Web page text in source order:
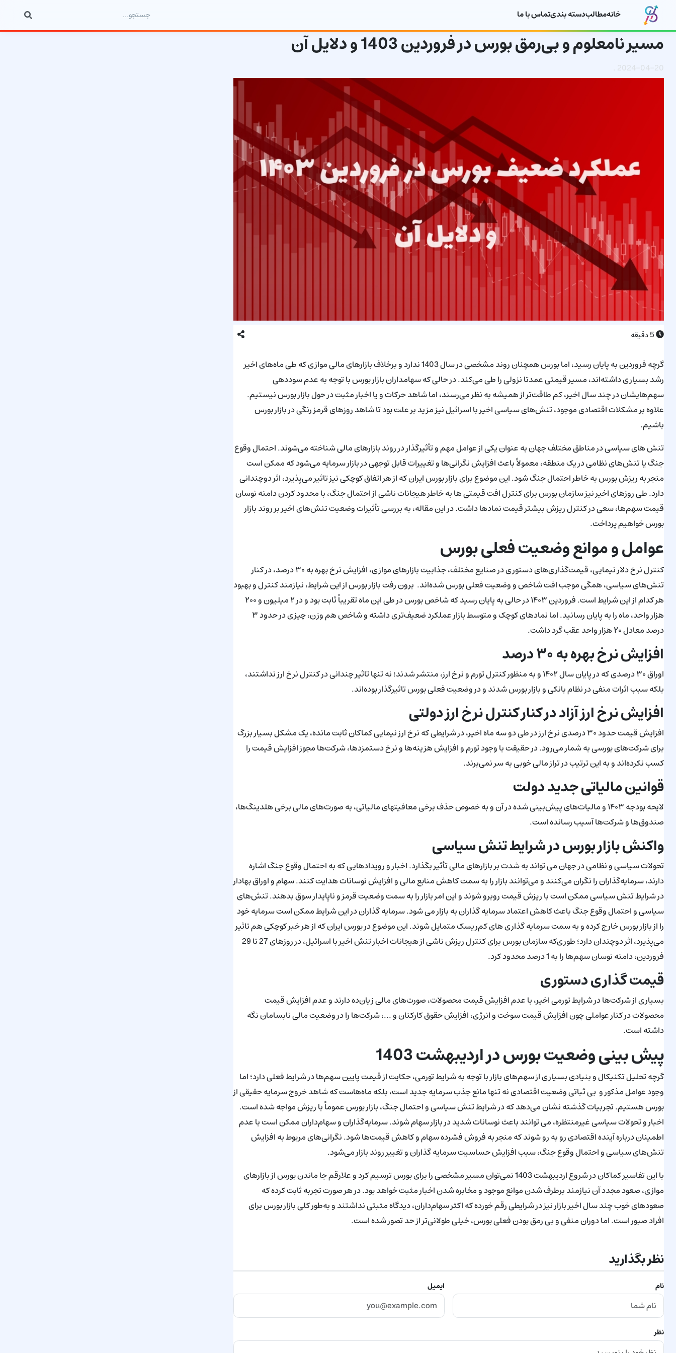
خانهمطالبدسته بندیتماس با ما
مسیر نامعلوم و بی‌رمق بورس در فروردین 1403 و دلایل آن
2024-04-20
.
5دقیقه
گرچه فروردین به پایان رسید، اما بورس همچنان روند مشخصی در سال 1403 ندارد و برخلاف بازارهای مالی موازی که طی ماه‌های اخیر
رشد بسیاری داشته‌اند، مسیر قیمتی عمدتا نزولی را طی می‌کند. در حالی که سهامداران بازار بورس با توجه به عدم سوددهی
سهم‌هایشان در چند سال اخیر، کم طاقت‌تر از همیشه به نظر می‌رسند، اما شاهد حرکات و یا اخبار مثبت در حول بازار بورس نیستیم.
علاوه بر مشکلات اقتصادی موجود، تنش‌های سیاسی اخیر با اسرائیل نیز مزید بر علت بود تا شاهد روزهای قرمز رنگی در بازار بورس
باشیم.
تنش‌ های سیاسی در مناطق مختلف جهان به عنوان یکی از عوامل مهم و تأثیرگذار در روند بازارهای مالی شناخته می‌شوند. احتمال وقوع
جنگ یا تنش‌‌های نظامی در یک منطقه، معمولاً باعث افزایش نگرانی‌‌ها و تغییرات قابل توجهی در بازار سرمایه می‌‌شود که ممکن است
منجر به ریزش بورس به خاطر احتمال جنگ شود. این موضوع برای بازار بورس ایران که از هر اتفاق کوچکی نیز تاثیر می‌پذیرد، اثر دوچندانی
دارد. طی روزهای اخیر نیز سازمان بورس برای کنترل افت قیمتی ها به خاطر هیجانات ناشی از احتمال جنگ، با محدود کردن دامنه نوسان
قیمت سهم‌ها، سعی در کنترل ریزش بیشتر قیمت نمادها داشت. در این مقاله، به بررسی تأثیرات وضعیت تنش‌‎‌های اخیر بر روند بازار
بورس خواهیم پرداخت.
عوامل و موانع وضعیت فعلی بورس
کنترل نرخ دلار نیمایی، قیمت‌گذاری‌های دستوری در صنایع مختلف، جذابیت بازارهای موازی، افزایش نرخ بهره به ۳۰ درصد، در کنار
تنش‌های سیاسی، همگی موجب افت شاخص و وضعیت فعلی بورس شده‌اند. برون رفت بازار بورس از این شرایط، نیازمند کنترل و بهبود
هر کدام از این شرایط است. فروردین ۱۴۰۳ در حالی به پایان رسید که شاخص بورس در طی این ماه تقریباً ثابت بود و در ۲ میلیون و ۲۰۰
هزار واحد، ماه را به پایان رسانید. اما نمادهای کوچک و متوسط بازار عملکرد ضعیف‌تری داشته و شاخص هم وزن، چیزی در حدود ۳
درصد معادل ۲۰ هزار واحد عقب گرد داشت.
افزایش نرخ بهره به ۳۰ درصد
اوراق ۳۰ درصدی که در پایان سال ۱۴۰۲ و به منظور کنترل تورم و نرخ ارز، منتشر شدند؛ نه تنها تاثیر چندانی در کنترل نرخ ارز نداشتند،
بلکه سبب اثرات منفی در نظام بانکی و بازار بورس شدند و در وضعیت فعلی بورس تاثیرگذار بوده‌اند.
افزایش نرخ ارز آزاد در کنار کنترل نرخ ارز دولتی
افزایش قیمت حدود ۳۰ درصدی نرخ ارز در طی دو سه ماه اخیر، در شرایطی که نرخ ارز نیمایی کماکان ثابت مانده، یک مشکل بسیار بزرگ
برای شرکت‌های بورسی به شمار می‌رود. در حقیقت با وجود تورم و افزایش هزینه‌ها و نرخ دستمزدها، شرکت‌ها مجوز افزایش قیمت را
کسب نکرده‌اند و به این ترتیب در تراز مالی خوبی به سر نمی‌برند.
قوانین مالیاتی جدید دولت
لایحه بودجه ۱۴۰۳ و مالیات‌های پیش‌بینی شده در آن و به خصوص حذف برخی معافیتهای مالیاتی، به صورت‌های مالی برخی هلدینگ‌ها،
صندوق‌ها و شرکت‌ها آسیب رسانده است.
واکنش بازار بورس در شرایط تنش سیاسی
تحولات سیاسی و نظامی در جهان می‌ تواند به شدت بر بازارهای مالی تأثیر بگذارد. اخبار و رویدادهایی که به احتمال وقوع جنگ اشاره
دارند، سرمایه‌گذاران را نگران می‌‌کنند و می‌توانند بازار را به سمت کاهش منابع مالی و افزایش نوسانات هدایت کنند. سهام و اوراق بهادار
در شرایط تنش سیاسی ممکن است با ریزش قیمت روبرو شوند و این امر بازار را به سمت وضعیت قرمز و ناپایدار سوق بدهند. تنش‌های
سیاسی و احتمال وقوع جنگ باعث کاهش اعتماد سرمایه‌ گذاران به بازار می ‌شود. سرمایه ‌گذاران در این شرایط ممکن است سرمایه خود
را از بازار بورس خارج کرده و به سمت سرمایه ‌گذاری‌ های کم‌ریسک متمایل شوند. این موضوع در بورس ایران که از هر خبر کوچکی هم تاثیر
می‌پذیرد، اثر دوچندان دارد؛ طوری‌که سازمان بورس برای کنترل ریزش ناشی از هیجانات اخبار تنش اخیر با اسرائیل، در روزهای 27 تا 29
فروردین، دامنه نوسان سهم‌ها را به 1 درصد محدود کرد.
قیمت گذاری دستوری
بسیاری از شرکت‌ها در شرایط تورمی اخیر، با عدم افزایش قیمت محصولات، صورت‌های مالی زیان‌ده دارند و عدم افزایش قیمت
محصولات در کنار عواملی چون افزایش قیمت سوخت و انرژی، افزایش حقوق کارکنان و ...، شرکت‌ها را در وضعیت مالی نابسامان نگه
داشته است.
پیش‌ بینی وضعیت بورس در اردیبهشت 1403
گرچه تحلیل تکنیکال و بنیادی بسیاری از سهم‌های بازار با توجه به شرایط تورمی، حکایت از قیمت پایین سهم‌ها در شرایط فعلی دارد؛ اما
وجود عوامل مذکور و بی ثباتی وضعیت اقتصادی نه تنها مانع جذب سرمایه جدید است، بلکه ماه‌هاست که شاهد خروج سرمایه حقیقی از
بورس هستیم. تجربیات گذشته نشان می‌دهد که در شرایط تنش سیاسی و احتمال جنگ، بازار بورس عموماً با ریزش مواجه شده ‌است.
اخبار و تحولات سیاسی غیرمنتظره، می ‌توانند باعث نوسانات شدید در بازار سهام شوند. سرمایه‌گذاران و سهام‌داران ممکن است با عدم
اطمینان درباره آینده اقتصادی رو به ‌رو شوند که منجر به فروش فشرده سهام و کاهش قیمت‌‌ها شود. نگرانی‌های مربوط به افزایش
تنش‌های سیاسی و احتمال وقوع جنگ، سبب افزایش حساسیت سرمایه‌ گذاران و تغییر روند بازار می‌شود.
با این تفاسیر کماکان در شروع اردیبهشت 1403 نمی‌توان مسیر مشخصی را برای بورس ترسیم کرد و علارقم جا ماندن بورس از بازارهای
موازی، صعود مجدد آن نیازمند برطرف شدن موانع موجود و مخابره شدن اخبار مثبت خواهد بود. در هر صورت تجربه ثابت کرده که
صعودهای خوب چند سال اخیر بازار نیز در شرایطی رقم خورده که اکثر سهام‌داران، دیدگاه مثبتی نداشتند و به‌طور کلی بازار بورس برای
افراد صبور است. اما دوران منفی و بی رمق بودن فعلی بورس، خیلی طولانی‌تر از حد تصور شده است.
نظر بگذارید
نام ایمیل
نظر